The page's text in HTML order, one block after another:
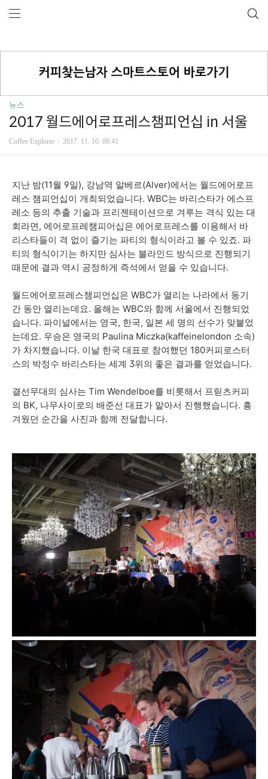
뉴스
2017 월드에어로프레스챔피언십 in 서울
Coffee Explorer 2017. 11. 10. 08:41
지난 밤(11월 9일), 강남역 알베르(Alver)에서는 월드에어로프
레스 챔피언십이 개최되었습니다. WBC는 바리스타가 에스프
레소 등의 추출 기술과 프리젠테이션으로 겨루는 격식 있는 대
회라면, 에어로프레챔피어십은 에어로프레스를 이용해서 바
리스타들이 격 없이 즐기는 파티의 형식이라고 볼 수 있죠. 파
티의 형식이기는 하지만 심사는 블라인드 방식으로 진행되기
때문에 결과 역시 공정하게 즉석에서 얻을 수 있습니다.
월드에어로프레스챔피언십은 WBC가 열리는 나라에서 동기
간 동안 열리는데요. 올해는 WBC와 함께 서울에서 진행되었
습니다. 파이널에서는 영국, 한국, 일본 세 명의 선수가 맞붙었
는데요. 우승은 영국의 Paulina Miczka(kaffeinelondon 소속)
가 차지했습니다. 이날 한국 대표로 참여했던 180커피로스터
스의 박정수 바리스타는 세계 3위의 좋은 결과를 얻었습니다.
결선무대의 심사는 Tim Wendelboe를 비롯해서 프릳츠커피
의 BK, 나무사이로의 배준선 대표가 맡아서 진행했습니다. 흥
겨웠던 순간을 사진과 함께 전달합니다.